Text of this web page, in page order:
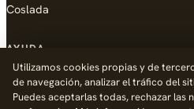
Coslada
AYUDA
Añadir empresa
Contacto
Utilizamos cookies propias y de
de navegación, analizar el tráfico del
Puedes aceptarlas todas, rechazar las